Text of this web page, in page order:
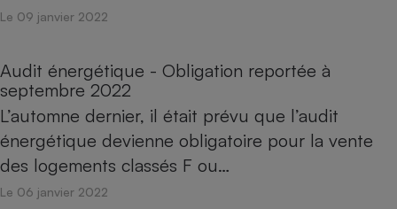
Le 09 janvier 2022
Audit énergétique - Obligation reportée à
septembre 2022
L’automne dernier, il était prévu que l’audit
énergétique devienne obligatoire pour la vente
des logements classés F ou…
Le 06 janvier 2022